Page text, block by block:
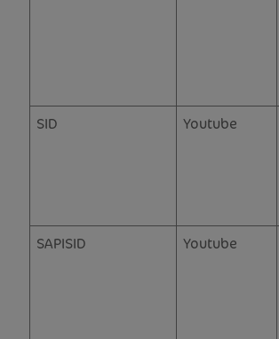
SID
Youtube
SAPISID
Youtube